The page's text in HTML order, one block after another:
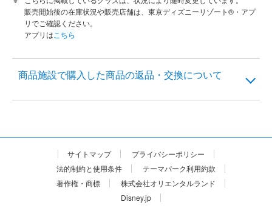
販売開始後の在庫状況や販売店舗は、東京ディズニーリゾート®・アプ
リでご確認ください。
アプリは こちら
商品施設で購入した商品の返品・交換について
サイトマップ
プライバシーポリシー
法的制約と使用条件
テーマパーク利用約款
著作権・商標
株式会社オリエンタルランド
Disney.jp